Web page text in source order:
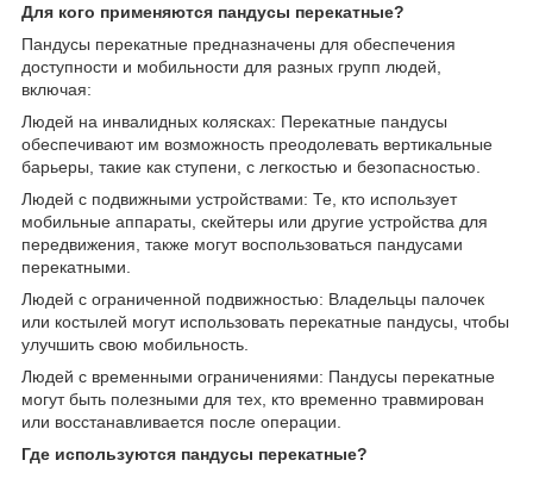
Для кого применяются пандусы перекатные?
Пандусы перекатные предназначены для обеспечения
доступности и мобильности для разных групп людей,
включая:
Людей на инвалидных колясках: Перекатные пандусы
обеспечивают им возможность преодолевать вертикальные
барьеры, такие как ступени, с легкостью и безопасностью.
Людей с подвижными устройствами: Те, кто использует
мобильные аппараты, скейтеры или другие устройства для
передвижения, также могут воспользоваться пандусами
перекатными.
Людей с ограниченной подвижностью: Владельцы палочек
или костылей могут использовать перекатные пандусы, чтобы
улучшить свою мобильность.
Людей с временными ограничениями: Пандусы перекатные
могут быть полезными для тех, кто временно травмирован
или восстанавливается после операции.
Где используются пандусы перекатные?